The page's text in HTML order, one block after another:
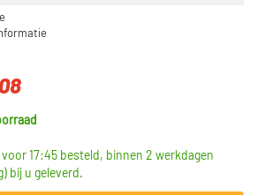
voor 17:45 besteld, binnen 2 werkdagen
bij u geleverd.